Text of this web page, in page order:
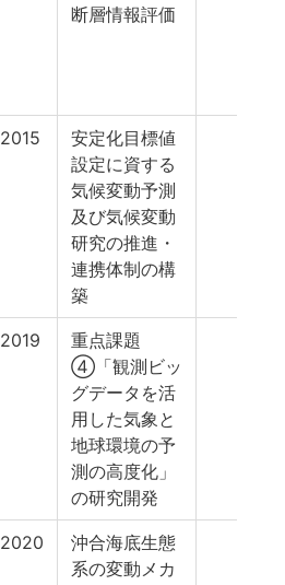
断層情報評価
2015
安定化目標値
設定に資する
気候変動予測
及び気候変動
研究の推進・
連携体制の構
築
2019
重点課題
④「観測ビッ
グデータを活
用した気象と
地球環境の予
測の高度化」
の研究開発
2020
沖合海底生態
系の変動メカ